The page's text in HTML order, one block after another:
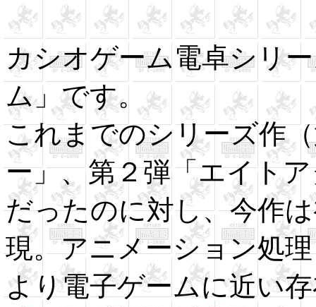
カシオゲーム電卓シリ
ム」です。
これまでのシリーズ作
ー」、第２弾「エイト
だったのに対し、今作
現。アニメーション処
より電子ゲームに近い